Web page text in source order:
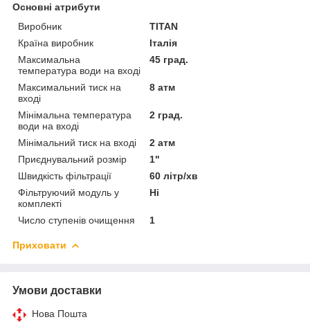
Основні атрибути
Виробник
TITAN
Країна виробник
Італія
Максимальна
температура води на вході
45 град.
Максимальний тиск на
вході
8 атм
Мінімальна температура
води на вході
2 град.
Мінімальний тиск на вході
2 атм
Приєднувальний розмір
1"
Швидкість фільтрації
60 літр/хв
Фільтруючий модуль у
комплекті
Ні
Число ступенів очищення 1
Приховати
Умови доставки
Нова Пошта